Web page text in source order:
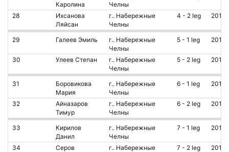
Каролина
Челны
28
Ихсанова
Ляйсан
г.. Набережные
Челны
4 - 2 leg 2012
29 Галеев Эмиль
г.. Набережные
Челны
5 - 1 leg 2013
30 Улеев Степан
г.. Набережные
Челны
5 - 2 leg 2012
31
Боровикова
Мария
г.. Набережные
Челны
6 - 1 leg 2013
32
Айназаров
Тимур
г.. Набережные
Челны
6 - 2 leg 2013
33
Кирилов
Данил
г.. Набережные
Челны
7 - 1 leg 2012
34
Серов
г.. Набережные
7 - 2 leg 2014